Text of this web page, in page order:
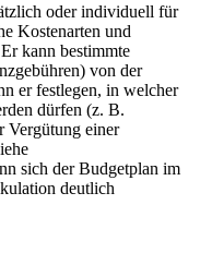
oder individuell für
Kostenarten und
kann bestimmte
von der
er festlegen, in welcher
dürfen (z. B.
Vergütung einer
sich der Budgetplan im
deutlich